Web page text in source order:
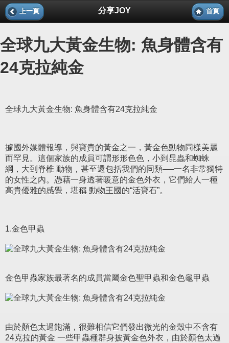
上一頁 分享JOY 首頁
全球九大黃金生物: 魚身體含有
24克拉純金
全球九大黃金生物: 魚身體含有24克拉純金
據國外媒體報導，與寶貴的黃金之一，黃金色動物同樣美麗
而罕見。這個家族的成員可謂形形色色，小到昆蟲和蜘蛛
綱，大到脊椎 動物，甚至還包括我們的同類──一名非常獨特
的女性之內。憑藉一身透著暖意的金色外衣，它們給人一種
高貴優雅的感覺，堪稱 動物王國的“活寶石”。
1.金色甲蟲
金色甲蟲家族最著名的成員當屬金色聖甲蟲和金色龜甲蟲
由於顏色太過飽滿，很難相信它們發出微光的金殼中不含有
24克拉的黃金 一些甲蟲種群身披黃金色外衣，由於顏色太過